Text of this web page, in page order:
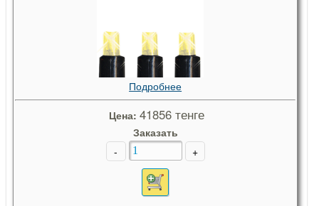
Подробнее
Цена: 41856 тенге
Заказать
-
+